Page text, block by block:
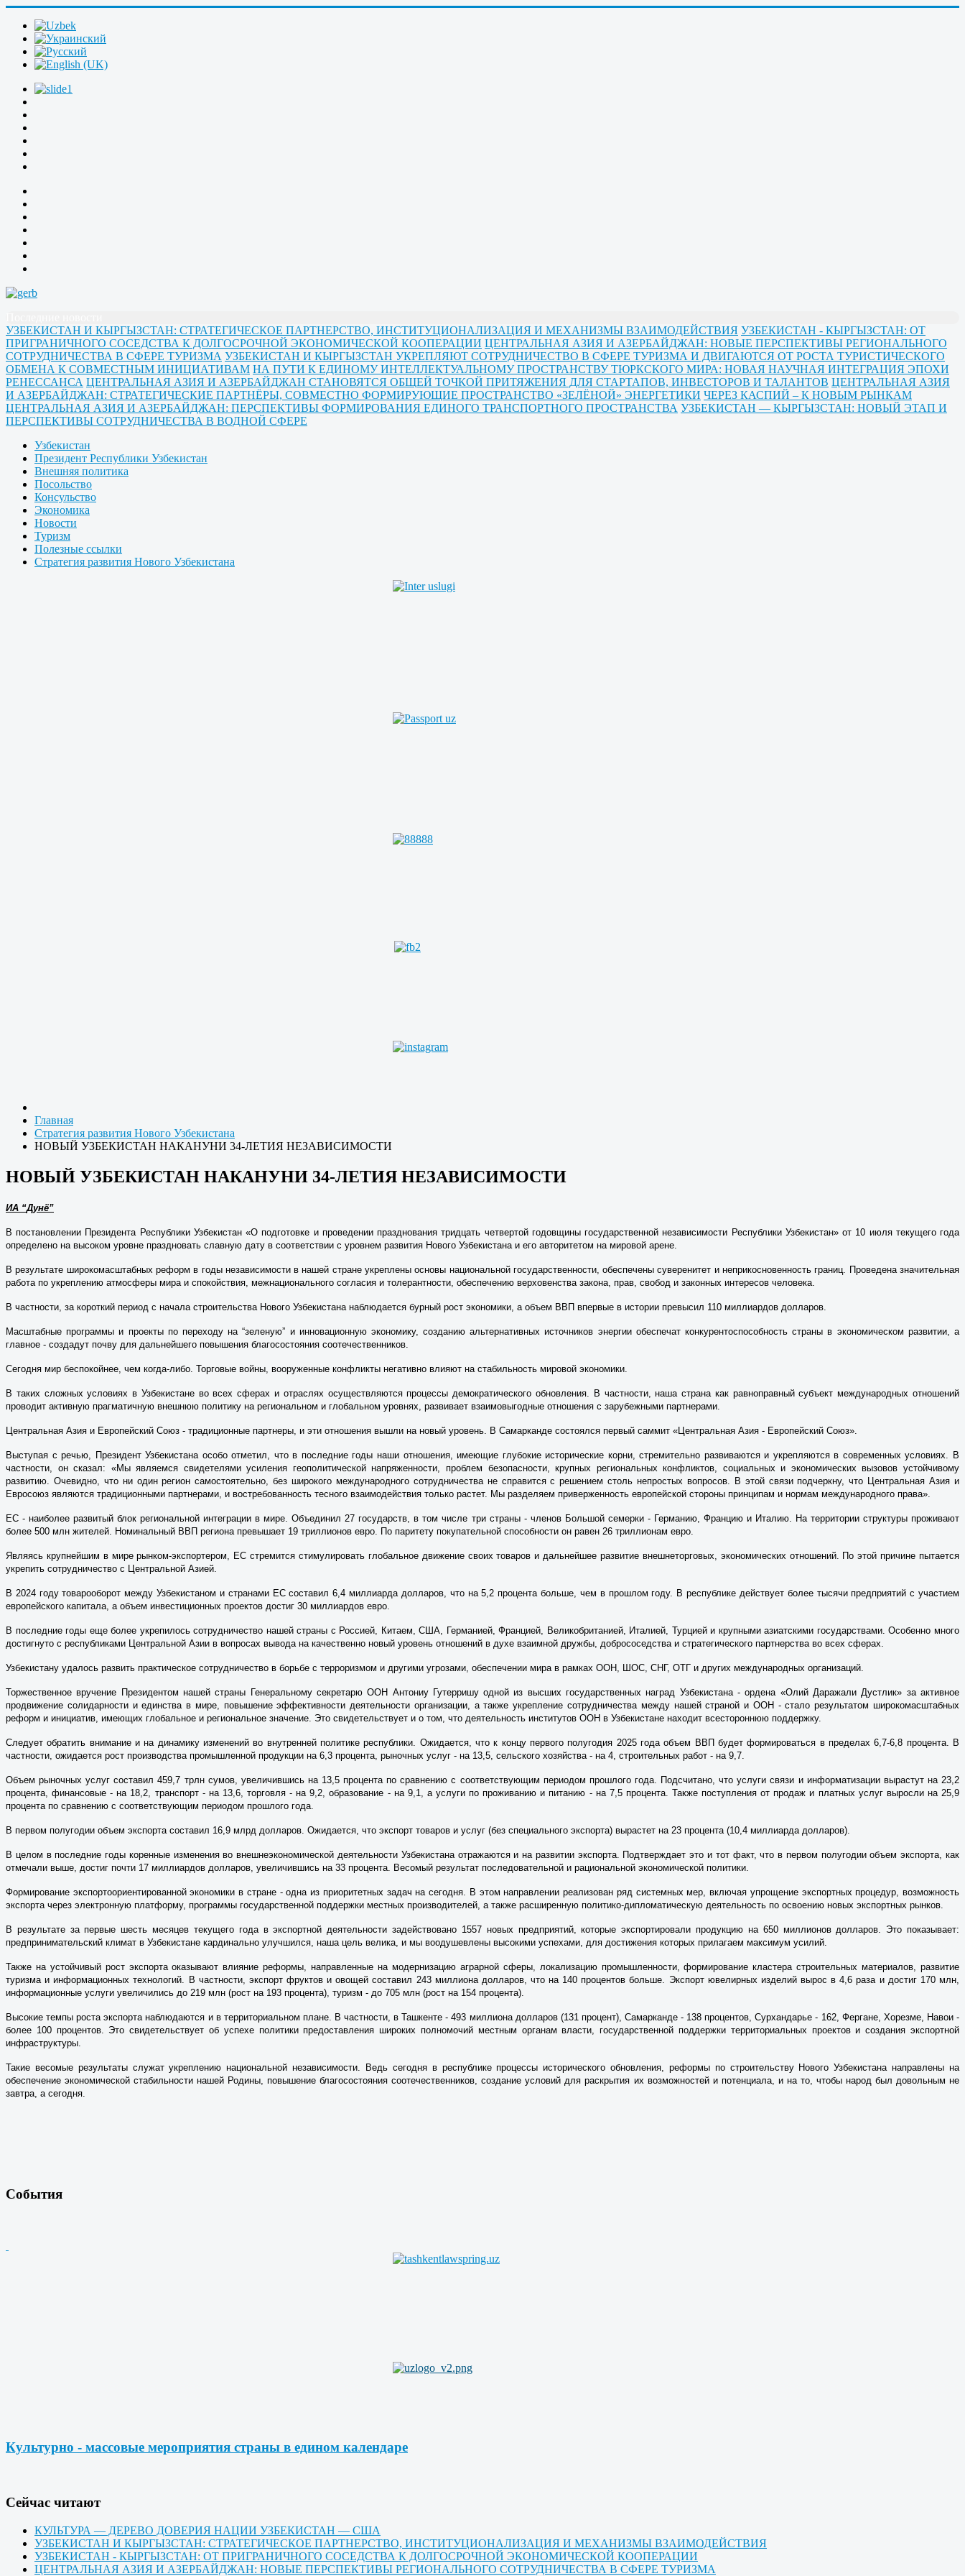
УЗБЕКИСТАН И КЫРГЫЗСТАН: СТРАТЕГИЧЕСКОЕ ПАРТНЕРСТВО, ИНСТИТУЦИОНАЛИЗАЦИЯ И МЕХАНИЗМЫ ВЗАИМОДЕЙСТВИЯ УЗБЕКИСТАН - КЫРГЫЗСТАН: ОТ
ПРИГРАНИЧНОГО СОСЕДСТВА К ДОЛГОСРОЧНОЙ ЭКОНОМИЧЕСКОЙ КООПЕРАЦИИ ЦЕНТРАЛЬНАЯ АЗИЯ И АЗЕРБАЙДЖАН: НОВЫЕ ПЕРСПЕКТИВЫ РЕГИОНАЛЬНОГО
СОТРУДНИЧЕСТВА В СФЕРЕ ТУРИЗМА УЗБЕКИСТАН И КЫРГЫЗСТАН УКРЕПЛЯЮТ СОТРУДНИЧЕСТВО В СФЕРЕ ТУРИЗМА И ДВИГАЮТСЯ ОТ РОСТА ТУРИСТИЧЕСКОГО
ОБМЕНА К СОВМЕСТНЫМ ИНИЦИАТИВАМ НА ПУТИ К ЕДИНОМУ ИНТЕЛЛЕКТУАЛЬНОМУ ПРОСТРАНСТВУ ТЮРКСКОГО МИРА: НОВАЯ НАУЧНАЯ ИНТЕГРАЦИЯ ЭПОХИ
РЕНЕССАНСА ЦЕНТРАЛЬНАЯ АЗИЯ И АЗЕРБАЙДЖАН СТАНОВЯТСЯ ОБЩЕЙ ТОЧКОЙ ПРИТЯЖЕНИЯ ДЛЯ СТАРТАПОВ, ИНВЕСТОРОВ И ТАЛАНТОВ ЦЕНТРАЛЬНАЯ АЗИЯ
И АЗЕРБАЙДЖАН: СТРАТЕГИЧЕСКИЕ ПАРТНЁРЫ, СОВМЕСТНО ФОРМИРУЮЩИЕ ПРОСТРАНСТВО «ЗЕЛЁНОЙ» ЭНЕРГЕТИКИ ЧЕРЕЗ КАСПИЙ – К НОВЫМ РЫНКАМ
ЦЕНТРАЛЬНАЯ АЗИЯ И АЗЕРБАЙДЖАН: ПЕРСПЕКТИВЫ ФОРМИРОВАНИЯ ЕДИНОГО ТРАНСПОРТНОГО ПРОСТРАНСТВА УЗБЕКИСТАН — КЫРГЫЗСТАН: НОВЫЙ ЭТАП И
ПЕРСПЕКТИВЫ СОТРУДНИЧЕСТВА В ВОДНОЙ СФЕРЕ
Узбекистан
Президент Республики Узбекистан
Внешняя политика
Посольство
Консульство
Экономика
Новости
Туризм
Полезные ссылки
Стратегия развития Нового Узбекистана
Главная
Стратегия развития Нового Узбекистана
НОВЫЙ УЗБЕКИСТАН НАКАНУНИ 34-ЛЕТИЯ НЕЗАВИСИМОСТИ
НОВЫЙ УЗБЕКИСТАН НАКАНУНИ 34-ЛЕТИЯ НЕЗАВИСИМОСТИ
ИА “Дунё”
В постановлении Президента Республики Узбекистан «О подготовке и проведении празднования тридцать четвертой годовщины государственной независимости Республики Узбекистан» от 10 июля текущего года
определено на высоком уровне праздновать славную дату в соответствии с уровнем развития Нового Узбекистана и его авторитетом на мировой арене.
В результате широкомасштабных реформ в годы независимости в нашей стране укреп­лены основы национальной государственности, обеспечены суверенитет и неприкосновенность границ. Проведена значительная
работа по укреплению атмосферы мира и спокойствия, межнационального согласия и толерантности, обеспечению верховенства закона, прав, свобод и законных интересов человека.
В частности, за короткий период с начала строительства Нового Узбекистана наблюдается бурный рост экономики, а объем ВВП впервые в истории превысил 110 миллиардов долларов.
Масштабные программы и проекты по переходу на “зеленую” и инновационную экономику, созданию альтернативных источников энергии обеспечат конкурентоспособность страны в экономическом развитии, а
главное - создадут почву для дальнейшего повышения благосостояния соотечественников.
Сегодня мир беспокойнее, чем когда-либо. Торговые войны, вооруженные конф­ликты негативно влияют на стабильность мировой экономики.
В таких сложных условиях в Узбекистане во всех сферах и отраслях осуществляются процессы демократического обновления. В частности, наша страна как равноправный субъект международных отношений
проводит активную прагматичную внешнюю политику на региональном и глобальном уровнях, развивает взаимовыгодные отношения с зарубежными партнерами.
Центральная Азия и Европейский Cоюз - традиционные партнеры, и эти отношения вышли на новый уровень. В Самарканде состоялся первый саммит «Центральная Азия - Европейский Союз».
Выступая с речью, Президент Узбекистана особо отметил, что в последние годы наши отношения, имеющие глубокие исторические корни, стремительно развиваются и укрепляются в современных условиях. В
частности, он сказал: «Мы являемся свидетелями усиления геополитической напряженности, проблем безопасности, крупных региональных конфликтов, социальных и экономических вызовов устойчивому
развитию. Очевидно, что ни один регион самостоятельно, без широкого международного сотрудничества не справится с решением столь непростых вопросов. В этой связи подчеркну, что Центральная Азия и
Евросоюз являются традиционными партнерами, и востребованность тесного взаимодействия только растет. Мы разделяем приверженность европейской стороны принципам и нормам международного права».
ЕС - наиболее развитый блок региональной интеграции в мире. Объединил 27 государств, в том числе три страны - членов Большой семерки - Германию, Францию и Италию. На территории структуры проживают
более 500 млн жителей. Номинальный ВВП региона превышает 19 триллионов евро. По паритету покупательной способности он равен 26 триллионам евро.
Являясь крупнейшим в мире рынком-экспортером, ЕС стремится стимулировать глобальное движение своих товаров и дальнейшее развитие внешнеторговых, экономических отношений. По этой причине пытается
укрепить сотрудничество с Цент­ральной Азией.
В 2024 году товарооборот между Узбекистаном и странами ЕС составил 6,4 миллиарда долларов, что на 5,2 процента больше, чем в прошлом году. В республике действует более тысячи предприятий с участием
европейского капитала, а объем инвестиционных проектов достиг 30 миллиардов евро.
В последние годы еще более укрепилось сотрудничество нашей страны с Россией, Китаем, США, Германией, Францией, Великобританией, Италией, Турцией и крупными азиатскими государствами. Особенно много
достигнуто с республиками Центральной Азии в вопросах вывода на качественно новый уровень отношений в духе взаимной дружбы, добрососедства и стратегического партнерства во всех сферах.
Узбекистану удалось развить практическое сотрудничество в борьбе с терроризмом и другими угрозами, обеспечении мира в рамках ООН, ШОС, СНГ, ОТГ и других международных организаций.
Торжественное вручение Президентом нашей страны Генеральному секретарю ООН Антониу Гутерришу одной из высших государственных наград Узбекистана - ордена «Олий Даражали Дустлик» за активное
продвижение солидарности и единства в мире, повышение эффективности деятельности организации, а также укрепление сотрудничества между нашей страной и ООН - стало результатом широкомасштабных
реформ и инициатив, имеющих глобальное и регио­нальное значение. Это свидетельствует и о том, что деятельность институтов ООН в Узбекистане находит всестороннюю поддержку.
Следует обратить внимание и на динамику изменений во внутренней политике республики. Ожидается, что к концу первого полугодия 2025 года объем ВВП будет формироваться в пределах 6,7-6,8 процента. В
частности, ожидается рост производства промышленной продукции на 6,3 процента, рыночных услуг - на 13,5, сельского хозяйства - на 4, строительных работ - на 9,7.
Объем рыночных услуг составил 459,7 трлн сумов, увеличившись на 13,5 процента по сравнению с соответствующим периодом прошлого года. Подсчитано, что услуги связи и информатизации вырастут на 23,2
процента, финансовые - на 18,2, транспорт - на 13,6, торговля - на 9,2, образование - на 9,1, а услуги по проживанию и питанию - на 7,5 процента. Также поступления от продаж и платных услуг выросли на 25,9
процента по сравнению с соответствующим периодом прошлого года.
В первом полугодии объем экспорта составил 16,9 млрд долларов. Ожидается, что экспорт товаров и услуг (без специального экспорта) вырастет на 23 процента (10,4 миллиарда долларов).
В целом в последние годы коренные изменения во внешнеэкономической деятельности Узбекистана отражаются и на развитии экспорта. Подтверждает это и тот факт, что в первом полугодии объем экспорта, как
отмечали выше, достиг почти 17 миллиардов долларов, увеличившись на 33 процента. Весомый результат последовательной и рациональной экономической политики.
Формирование экспортоориентированной экономики в стране - одна из приоритетных задач на сегодня. В этом направлении реализован ряд системных мер, включая упрощение экспортных процедур, возможность
экспорта через электронную платформу, программы государственной поддержки местных производителей, а также расширенную политико-дипломатическую деятельность по освоению новых экспортных рынков.
В результате за первые шесть месяцев текущего года в экспортной деятельности задействовано 1557 новых предприятий, которые экспортировали продукцию на 650 миллионов долларов. Это показывает:
предпринимательский климат в Узбекистане кардинально улучшился, наша цель велика, и мы воодушевлены высокими успехами, для достижения которых прилагаем максимум усилий.
Также на устойчивый рост экспорта оказывают влияние реформы, направленные на модернизацию аграрной сферы, локализацию промышленности, формирование кластера строительных материалов, развитие
туризма и информационных технологий. В частности, экспорт фруктов и овощей составил 243 миллиона долларов, что на 140 процентов больше. Экспорт ювелирных изделий вырос в 4,6 раза и достиг 170 млн,
информационные услуги увеличились до 219 млн (рост на 193 процента), туризм - до 705 млн (рост на 154 процента).
Высокие темпы роста экспорта наблюдаются и в территориальном плане. В частности, в Ташкенте - 493 миллиона долларов (131 процент), Самарканде - 138 процентов, Сурхандарье - 162, Фергане, Хорезме, Навои -
более 100 процентов. Это свидетельствует об успехе политики предоставления широких полномочий местным органам власти, государственной поддержки территориальных проектов и создания экспортной
инфраструктуры.
Такие весомые результаты служат укреп­лению национальной независимости. Ведь сегодня в республике процессы исторического обновления, реформы по строительству Нового Узбекистана направлены на
обеспечение экономической стабильности нашей Родины, повышение благосостояния соотечественников, создание условий для раскрытия их возможностей и потенциала, и на то, чтобы народ был довольным не
завт­ра, а сегодня.
События
Культурно - массовые мероприятия страны в едином календаре
Cейчас читают
КУЛЬТУРА — ДЕРЕВО ДОВЕРИЯ НАЦИИ УЗБЕКИСТАН — США
УЗБЕКИСТАН И КЫРГЫЗСТАН: СТРАТЕГИЧЕСКОЕ ПАРТНЕРСТВО, ИНСТИТУЦИОНАЛИЗАЦИЯ И МЕХАНИЗМЫ ВЗАИМОДЕЙСТВИЯ
УЗБЕКИСТАН - КЫРГЫЗСТАН: ОТ ПРИГРАНИЧНОГО СОСЕДСТВА К ДОЛГОСРОЧНОЙ ЭКОНОМИЧЕСКОЙ КООПЕРАЦИИ
ЦЕНТРАЛЬНАЯ АЗИЯ И АЗЕРБАЙДЖАН: НОВЫЕ ПЕРСПЕКТИВЫ РЕГИОНАЛЬНОГО СОТРУДНИЧЕСТВА В СФЕРЕ ТУРИЗМА